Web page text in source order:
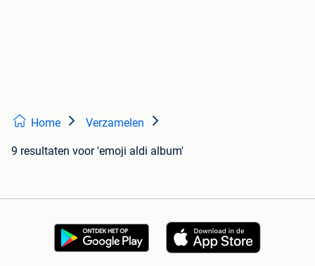
Home Verzamelen
9 resultaten voor 'emoji aldi album'